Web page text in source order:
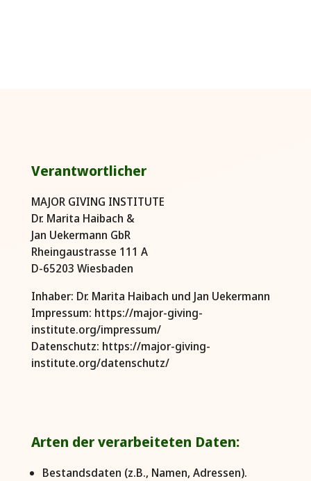
Verantwortlicher
MAJOR GIVING INSTITUTE
Dr. Marita Haibach &
Jan Uekermann GbR
Rheingaustrasse 111 A
D-65203 Wiesbaden
Inhaber: Dr. Marita Haibach und Jan Uekermann
Impressum: https://major-giving-
institute.org/impressum/
Datenschutz: https://major-giving-
institute.org/datenschutz/
Arten der verarbeiteten Daten:
Bestandsdaten (z.B., Namen, Adressen).